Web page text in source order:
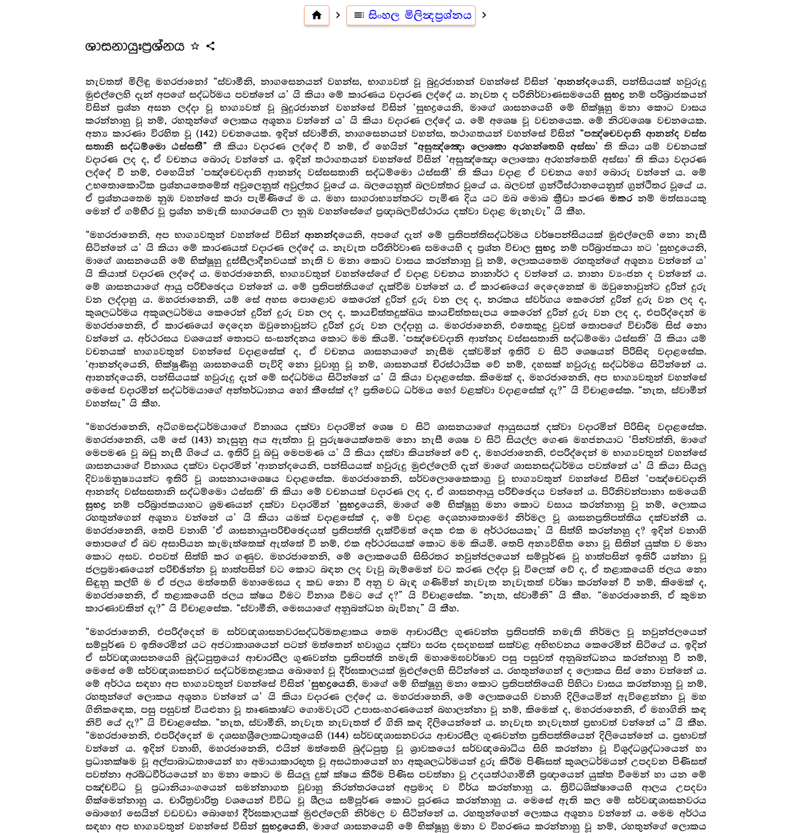
home navigate_next toc සිංහල මිලින්‍දප්‍ර‍ශ්නය navigate_next
ශාසනායුඃප්‍ර‍ශ්නය star_outline share
නැවතත් මිලිඳු මහරජානෝ “ස්වාමීනි, නාගසෙනයන් වහන්ස, භාග්‍යවත් වූ බුදුරජානන් වහන්සේ විසින් ‘ආනන්දයෙනි, පන්සියයක් හවුරුදු
මුළුල්ලෙහි දැන් අපගේ සද්ධර්මය පවත්නේ ය’ යි කියා මේ කාරණය වදාරණ ලද්දේ ය. නැවත ද පරිනිර්වාණසමයෙහි සුභද්‍ර‍ නම් පරිබ්‍රාජකයන්
විසින් ප්‍ර‍ශ්න අසන ලද්දා වූ භාග්‍යවත් වූ බුදුරජානන් වහන්සේ විසින් ‘සුභද්‍රයෙනි, මාගේ ශාසනයෙහි මේ භික්ෂූහු මනා කොට වාසය
කරන්නාහු වූ නම්, රහතුන්ගේ ලොකය අශූන්‍ය වන්නේ ය’ යි කියා වදාරණ ලද්දේ ය. මේ අශෙෂ වූ වචනයෙක. මේ නිරවශෙෂ වචනයෙක.
අන්‍ය කාරණා විරහිත වූ (142)වචනයෙක. ඉදින් ස්වාමීනි, නාගසෙනයන් වහන්ස, තථාගතයන් වහන්සේ විසින් “පඤ්චෙවදානි ආනන්ද වස්ස
සතානි සද්ධම්මො ඨස්සතී” තී කියා වදාරණ ලද්දේ වී නම්, ඒ හෙයින් “අසුඤ්ඤො ලොකො අරහන්තෙහි අස්සා’ ති කියා යම් වචනයක්
වදාරණ ලද ද, ඒ වචනය බොරු වන්නේ ය. ඉදින් තථාගතයන් වහන්සේ විසින් ‘අසුඤ්ඤො ලොකො අරහන්තෙහි අස්සා’ ති කියා වදාරණ
ලද්දේ වී නම්, එහෙයින් ‘පඤ්චෙවදානි ආනන්ද වස්සසතානි සද්ධම්මො ඨස්සතී’ ති කියා වදාළ ඒ වචනය හෝ බොරු වන්නේ ය. මේ
උභතොකොටික ප්‍ර‍ශ්නයතෙමේත් අවුලෙනුත් අවුල්තර වූයේ ය. බලයෙනුත් බලවත්තර වූයේ ය. බලවත් ග්‍ර‍න්ථිස්ථානයෙනුත් ග්‍ර‍න්ථිතර වූයේ ය.
ඒ ප්‍ර‍ශ්නයතෙම නුඹ වහන්සේ කරා පැමිණියේ ම ය. මහා සාගරාභ්‍යන්තරට පැමිණ දිය යට ඔබ මොබ ක්‍රීඩා කරණ මකරනම් මත්ස්‍යයකු
මෙන් ඒ ගම්භීර වූ ප්‍ර‍ශ්න නමැති සාගරයෙහි ලා නුඹ වහන්සේගේ ප්‍ර‍ඥාබලවිස්ථාරය දක්වා වදාළ මැනැවැ” යි කීහ.
“මහරජානෙනි, අප භාග්‍යවතුන් වහන්සේ විසින්ආනන්දයෙනි, අපගේ දැන් මේ ප්‍ර‍තිපත්තිසද්ධර්මය වර්ෂපන්සියයක් මුළුල්ලෙහි නො නැසී
සිටින්නේ ය’ යි කියා මේ කාරණයත් වදාරණ ලද්දේ ය. නැවැත පරිනිර්වාණ සමයෙහි ද ප්‍ර‍ශ්න විචාලසුභද්‍ර‍ නම් පරිබ්‍රාජකයා හට ‘සුභද්‍රයෙනි,
මාගේ ශාසනයෙහි මේ භික්ෂූහු දුස්සීලාදීනවයක් නැති ව මනා කොට වාසය කරන්නාහු වූ නම්, ලොකයතෙම රහතුන්ගේ අශූන්‍ය වන්නේ ය’
යි කියාත් වදාරණ ලද්දේ ය. මහරජානෙනි, භාග්‍යවතුන් වහන්සේගේ ඒ වදාළ වචනය නානාර්ථ ද වන්නේ ය. නානා ව්‍යංජන ද වන්නේ ය.
මේ ශාසනයාගේ ආයු පරිච්ඡෙදය වන්නේ ය. මේ ප්‍ර‍තිපත්තියගේ දැක්වීම වන්නේ ය. ඒ කාරණයෝ දෙදෙනෙක් ම ඔවුනොවුන්ට දුරින් දුරු
වන ලද්දාහු ය. මහරජානෙනි, යම් සේ අහස පොළොව කෙරෙන් දුරින් දුරු වන ලද ද, නරකය ස්වර්ගය කෙරෙන් දුරින් දුරු වන ලද ද,
කුශලධර්මය අකුශලධර්මය කෙරෙන් දුරින් දුරු වන ලද ද, කායචිත්තදුක්ඛය කායචිත්තසැපය කෙරෙන් දුරින් දුරු වන ලද ද, එපරිද්දෙන් ම
මහරජානෙනි, ඒ කාරණයෝ දෙදෙන ඔවුනොවුන්ට දුරින් දුරු වන ලද්දාහු ය. මහරජානෙනි, එතෙකුදු වුවත් තොපගේ විචාරීම සිස් නො
වන්නේ ය. අර්ථරසය වශයෙන් තොපට සංසන්දනය කොට මම කියමි. ‘පඤ්චෙවදානි ආන්නද වස්සසතානි සද්ධම්මො ඨස්සති’ යි කියා යම්
වචනයක් භාග්‍යවතුන් වහන්සේ වදාළසේක් ද, ඒ වචනය ශාසනයාගේ නැසීම දක්වමින් ඉතිරි ව සිටි ශෙෂයන් පිරිසිඳ වදාළසේක.
‘ආනන්දයෙනි, භික්ෂුණීහු ශාසනයෙහි පැවිදි නො වූවාහු වූ නම්, ශාසනයත් චිරස්ථායික වේ නම්, දහසක් හවුරුදු සද්ධර්මය සිටින්නේ ය.
ආනන්දයෙනි, පන්සියයක් හවුරුදු දැන් මේ සද්ධර්මය සිටින්නේ ය’ යි කියා වදාළසේක. කිමෙක් ද, මහරජානෙනි, අප භාග්‍යවතුන් වහන්සේ
මෙසේ වදාරමින් සද්ධර්මයාගේ අන්තර්ධානය හෝ කීසේක් ද? ප්‍ර‍තිවෙධ ධර්මය හෝ වළක්වා වදාළසේක් දැ?” යි විචාළසේක. “නැත, ස්වාමීන්
වහන්සැ” යි කීහ.
“මහරජානෙනි, අධිගමසද්ධර්මයාගේ විනාශය දක්වා වදාරමින් ශෙෂ ව සිටි ශාසනයාගේ ආයුසයත් දක්වා වදාරමින් පිරිසිඳ වදාළසේක.
මහරජානෙනි, යම් සේ (143)නැසුනු අය ඇත්තා වූ පුරුෂයෙක්තෙම නො නැසී ශෙෂ ව සිටි සියල්ල ගෙණ මහජනයාට ‘පින්වත්නි, මාගේ
මෙපමණ වූ බඩු නැසී ගියේ ය. ඉතිරි වූ බඩු මෙපමණ ය’ යි කියා දක්වා කියන්නේ වේ ද, මහරජානෙනි, එපරිද්දෙන් ම භාග්‍යවතුන් වහන්සේ
ශාසනයාගේ විනාශය දක්වා වදාරමින් ‘ආනන්දයෙනි, පන්සියයක් හවුරුදු මුළුල්ලෙහි දැන් මාගේ ශාසනසද්ධර්මය පවත්නේ ය’ යි කියා සියලු
දිව්‍යමනුෂ්‍යයන්ට ඉතිරි වූ ශාසනායඃශෙෂය වදාළසේක. මහරජානෙනි, සර්වලොකෛකාග්‍ර‍ වූ භාග්‍යවතුන් වහන්සේ විසින් ‘පඤ්චෙවදානි
ආනන්ද වස්සසතානි සද්ධම්මො ඨස්සති’ ති කියා මේ වචනයක් වදාරණ ලද ද, ඒ ශාසනආයු පරිච්ඡෙදය වන්නේ ය. පිරිනිවන්පානා සමයෙහි
සුභද්‍ර‍ නම් පරිබ්‍රාජකයාහට ශ්‍ර‍මණයන් දක්වා වදාරමින් ‘සුභද්‍ර‍යෙනි, මාගේ මේ භික්ෂූහු මනා කොට වසාය කරන්නාහු වූ නම්, ලොකය
රහතුන්ගෙන් අශූන්‍ය වන්නේ ය’ යි කියා යමක් වදාළසේක් ද, මේ වදාළ දෙශනාතොමෝ නිර්මල වූ ශාසනප්‍ර‍තිපත්තිය දක්වන්නී ය.
මහරජානෙනි, තෙපි වනාහි ‘ඒ ශාසනායුඃපරිච්ඡෙදයත් ප්‍ර‍තිපත්ති දැක්වීමත් දෙක එක ම අර්ථරසයකැ’ යි සිත්හි කරන්නහු ද? ඉදින් වනාහි
තොපගේ ඒ බව අසාපියන කැමැත්තෙක් ඇත්තේ වී නම්, එක අර්ථරසයක් කොට මම කියමි. තෙපි අන්‍යවිහිත නො වූ සිතින් යුක්ත ව මනා
කොට අසව. එපවත් සිත්හි කර ගණුව. මහරජානෙනි, මේ ලොකයෙහි සිසිරතර නවුන්ජලයෙන් සම්පූර්ණ වූ හාත්පසින් ඉතිරී යන්නා වූ
ජලප්‍ර‍මාණයෙන් පරිච්ඡින්න වූ හාත්පසින් වට කොට බඳන ලද වැවු බැම්මෙන් වට කරණ ලද්දා වූ විලෙක් වේ ද, ඒ තළාකයෙහි ජලය නො
සිඳුනු කල්හි ම ඒ ජලය මත්තෙහි මහාමෙඝය ද කඩ නො වී අනු ව බැඳ ගණිමින් නැවැත නැවැතත් වර්ෂා කරන්නේ වී නම්, කිමෙක් ද,
මහරජානෙනි, ඒ තළාකයෙහි ජලය ක්ෂය වීමට විනාශ වීමට යේ ද?” යි විචාළසේක. “නැත, ස්වාමීනි” යි කීහ. “මහරජානෙනි, ඒ කුමන
කාරණාවකින් දැ?” යි විචාළසේක. “ස්වාමීනි, මෙඝයාගේ අනුබන්ධන බැවිනැ” යි කීහ.
“මහරජානෙනි, එපරිද්දෙන් ම සර්වඥශාසනවරසද්ධර්මතළාකය තෙම ආචාරසීල ගුණවන්ත ප්‍ර‍තිපත්ති නමැති නිර්මල වූ නවුන්ජලයෙන්
සම්පූර්ණ ව ඉතිරෙමින් යට අජටාකාශයෙන් පටන් මත්තෙන් භවාග්‍ර‍ය දක්වා සරස දසදහසක් සක්වළ අභිභවනය කෙරෙමින් සිටියේ ය. ඉදින්
ඒ සර්වඥශාසනයෙහි බුද්ධපුත්‍රයෝ ආචාරසීල ගුණවන්ත ප්‍ර‍තිපත්ති නමැති මහාමෙඝවර්ෂාව පසු පසුවත් අනුබන්ධනය කරන්නාහු වී නම්,
මෙසේ මේ සර්වඥශාසනවර සද්ධර්මතළාකය බොහෝ වූ දීර්ඝකාලයක් මුළුල්ලෙහි සිටින්නේ ය. රහතුන්ගෙන් ද ලොකය සිස් නො වන්නේ ය.
මේ අර්ථය සඳහා අප භාග්‍යවතුන් වහන්සේ විසින් ‘සුභද්‍රයෙනි, මාගේ මේ භික්ෂූහු මනා කොට ප්‍ර‍තිපත්තියෙහි පිහිටා වාසය කරන්නාහු වූ නම්,
රහතුන්ගේ ලොකය අශූන්‍ය වන්නේ ය’ යි කියා වදාරණ ලද්දේ ය. මහරජානෙනි, මේ ලොකයෙහි වනාහි දිලියෙමින් ඇවිළෙන්නා වූ මහ
ගිනිකඳෙක, පසු පසුවත් වියළුනා වූ තෘණකාෂ්ට ගොමවැරටි උපාසංහරණයෙන් බහාලන්නා වූ නම්, කිමෙක් ද, මහරජානෙනි, ඒ මහාගිනි කඳ
නිවි යේ දැ?” යි විචාළසේක. “නැත, ස්වාමීනි, නැවැත නැවැතත් ඒ ගිනි කඳ දිලියෙන්නේ ය. නැවැත නැවැතත් ප්‍ර‍භාවත් වන්නේ ය” යි කීහ.
“මහරජානෙනි, එපරිද්දෙන් ම දශසහශ්‍රීලොකධාතුයෙහි (144)සර්වඥශාසනවරය ආචාරසීල ගුණවන්ත ප්‍ර‍තිපත්තියෙන් දිලියෙන්නේ ය. ප්‍ර‍භාවත්
වන්නේ ය. ඉදින් වනාහි, මහරජානෙනි, එයින් මත්තෙහි බුද්ධපුත්‍ර‍ වූ ශ්‍රාවකයෝ සර්වඥබොධිය සිහි කරන්නා වූ විශුද්ධශ්‍ර‍ද්ධායෙන් හා
ප්‍ර‍ධානක්ෂම වූ අල්පාබාධතායෙන් හා අමායාකාරභූත වූ අසඨතායෙන් හා අකුශලධර්මයන් දුරු කිරීම පිණිසත් කුශලධර්මයන් උපදවන පිණිසත්
පවත්නා අරබ්ධවීර්යයෙන් හා මනා කොට ම සියලු දුක් ක්ෂය කිරීම පිණිස පවත්නා වූ උදයත්ථගාමිනී ප්‍ර‍ඥායෙන් යුක්ත වීමෙන් හා යන මේ
පඤ්චවිධ වූ ප්‍ර‍ධානියාංගයෙන් සමන්නාගත වූවාහු නිරන්තරයෙන් අප්‍ර‍මාද ව වීර්ය කරන්නාහු ය. ත්‍රිවිධශික්ෂායෙහි ආලය උපදවා
හික්මෙන්නාහු ය. චාරිත්‍ර‍වාරිත්‍ර‍ වශයෙන් විවිධ වූ ශීලය සම්පූර්ණ කොට පූරණය කරන්නාහු ය. මෙසේ ඇති කල මේ සර්වඥශාසනවරය
බොහෝ සෙයින් වඩවඩා බොහෝ දීර්ඝකාලයක් මුළුල්ලෙහි නිර්මල ව සිටින්නේ ය. රහතුන්ගෙන් ලොකය අශූන්‍ය වන්නේ ය. මෙම අර්ථය
සඳහා අප භාග්‍යවතුන් වහන්සේ විසින් සුභද්‍රයෙනි, මාගේ ශාසනයෙහි මේ භික්ෂූහු මනා ව විහරණය කරන්නාහු වූ නම්, රහතුන්ගේ ලොකය